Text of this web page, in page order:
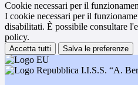
Cookie necessari per il
I cookie necessari per il
disabilitati. È possibile consultare
policy.
Accetta tutti Salva le preferenze
I.I.S.S. “A.